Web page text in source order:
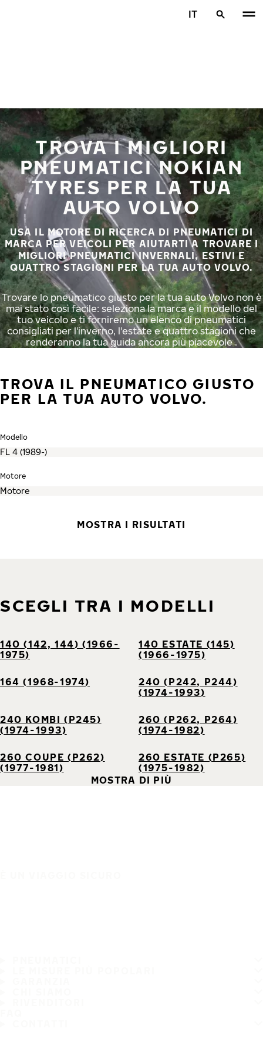
IT
TROVA I MIGLIORI
PNEUMATICI NOKIAN
TYRES PER LA TUA
AUTO VOLVO
USA IL MOTORE DI RICERCA DI PNEUMATICI DI
MARCA PER VEICOLI PER AIUTARTI A TROVARE I
MIGLIORI PNEUMATICI INVERNALI, ESTIVI E
QUATTRO STAGIONI PER LA TUA AUTO VOLVO.
Trovare lo pneumatico giusto per la tua auto Volvo non è
mai stato così facile: seleziona la marca e il modello del
tuo veicolo e ti forniremo un elenco di pneumatici
consigliati per l'inverno, l'estate e quattro stagioni che
renderanno la tua guida ancora più piacevole .
TROVA IL PNEUMATICO GIUSTO
PER LA TUA AUTO VOLVO.
Modello
Motore
MOSTRA I RISULTATI
SCEGLI TRA I MODELLI
140 (142, 144) (1966-
1975)
140 ESTATE (145)
(1966-1975)
164 (1968-1974)
240 (P242, P244)
(1974-1993)
240 KOMBI (P245)
(1974-1993)
260 (P262, P264)
(1974-1982)
260 COUPE (P262)
(1977-1981)
260 ESTATE (P265)
(1975-1982)
MOSTRA DI PIÙ